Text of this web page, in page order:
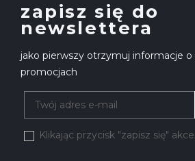
zapisz się do
newslettera
jako pierwszy otrzymuj informacje o
promocjach
Klikając przycisk "zapisz się"